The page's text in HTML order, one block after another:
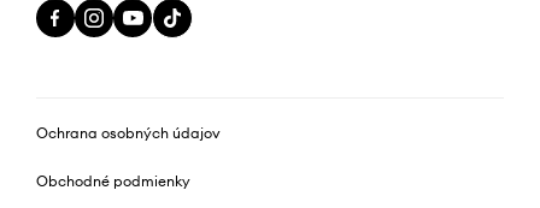
Ochrana osobných údajov
Obchodné podmienky